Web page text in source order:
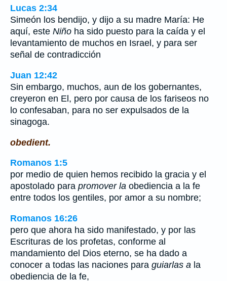
Lucas 2:34
Simeón los bendijo, y dijo a su madre María: He
aquí, este Niño ha sido puesto para la caída y el
levantamiento de muchos en Israel, y para ser
señal de contradicción
Juan 12:42
Sin embargo, muchos, aun de los gobernantes,
creyeron en El, pero por causa de los fariseos no
lo confesaban, para no ser expulsados de la
sinagoga.
obedient.
Romanos 1:5
por medio de quien hemos recibido la gracia y el
apostolado para promover la obediencia a la fe
entre todos los gentiles, por amor a su nombre;
Romanos 16:26
pero que ahora ha sido manifestado, y por las
Escrituras de los profetas, conforme al
mandamiento del Dios eterno, se ha dado a
conocer a todas las naciones para guiarlas a la
obediencia de la fe,